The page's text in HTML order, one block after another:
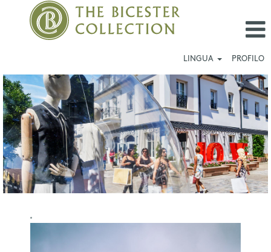
LINGUA PROFILO
La
Vallée
Village​
_IT